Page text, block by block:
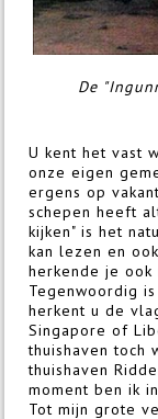
De
U kent het vast
onze eigen
ergens op
schepen heeft
kijken" is het
kan lezen en
herkende je
Tegenwoordig
herkent u de
Singapore of
thuishaven toch
thuishaven
moment ben ik
Tot mijn grote